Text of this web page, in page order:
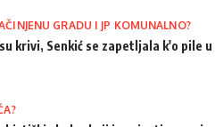
GRADU I JP KOMUNALNO?
krivi, Senkić se zapetljala k'o pile u